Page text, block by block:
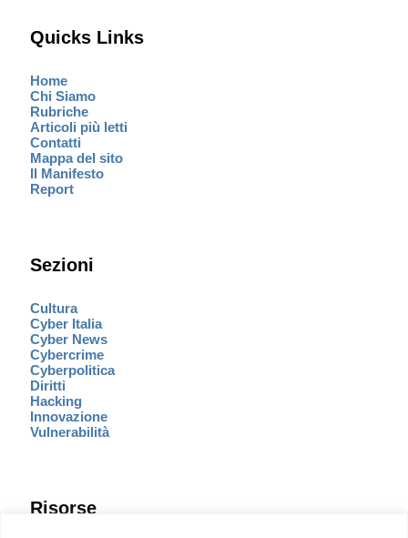
Quicks Links
Home
Chi Siamo
Rubriche
Articoli più letti
Contatti
Mappa del sito
Il Manifesto
Report
Sezioni
Cultura
Cyber Italia
Cyber News
Cybercrime
Cyberpolitica
Diritti
Hacking
Innovazione
Vulnerabilità
Risorse